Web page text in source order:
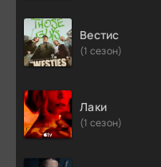
Вестис
(1 сезон)
Лаки
(1 сезон)